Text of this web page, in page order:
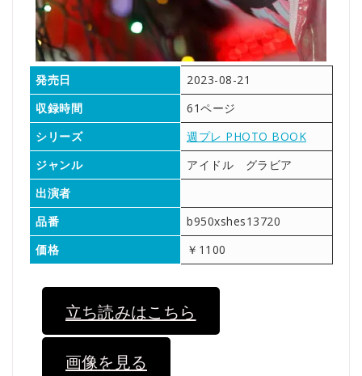
発売日
2023-08-21
収録時間
61ページ
シリーズ
週プレ PHOTO BOOK
ジャンル
アイドル グラビア
出演者
品番
b950xshes13720
価格
￥1100
立ち読みはこちら
画像を見る